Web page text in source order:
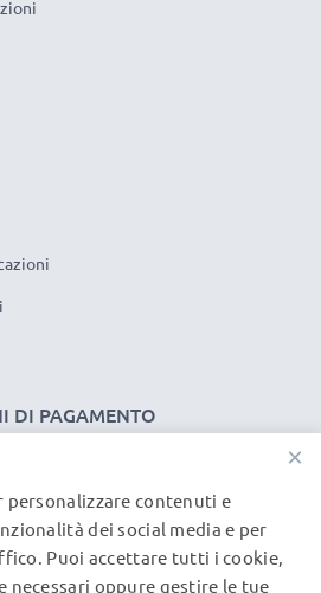
1.2A
10W
DI PAGAMENTO
SPEDIZIONE
×
personalizzare contenuti e
dei social media e per
Puoi accettare tutti i cookie,
necessari oppure gestire le tue